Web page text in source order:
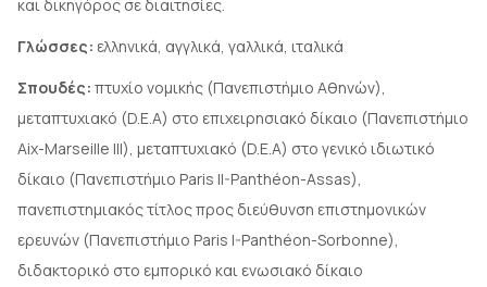
και δικηγόρος σε διαιτησίες.
Γλώσσες: ελληνικά, αγγλικά, γαλλικά, ιταλικά
Σπουδές: πτυχίο νομικής (Πανεπιστήμιο Αθηνών),
μεταπτυχιακό (D.E.A) στο επιχειρησιακό δίκαιο (Πανεπιστήμιο
Aix-Marseille III), μεταπτυχιακό (D.E.A) στο γενικό ιδιωτικό
δίκαιο (Πανεπιστήμιο Paris II-Panthéon-Assas),
πανεπιστημιακός τίτλος προς διεύθυνση επιστημονικών
ερευνών (Πανεπιστήμιο Paris I-Panthéon-Sorbonne),
διδακτορικό στο εμπορικό και ενωσιακό δίκαιο